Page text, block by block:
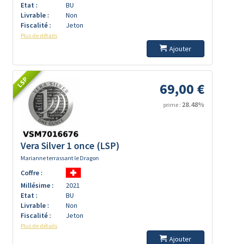
Etat :
BU
Livrable :
Non
Fiscalité :
Jeton
Plus de détails
Ajouter
LSP 69,00 €
prime : 28.48%
Vera Silver 1 once (LSP)
Marianne terrassant le Dragon
Coffre :
Millésime :
2021
Etat :
BU
Livrable :
Non
Fiscalité :
Jeton
Plus de détails
Ajouter